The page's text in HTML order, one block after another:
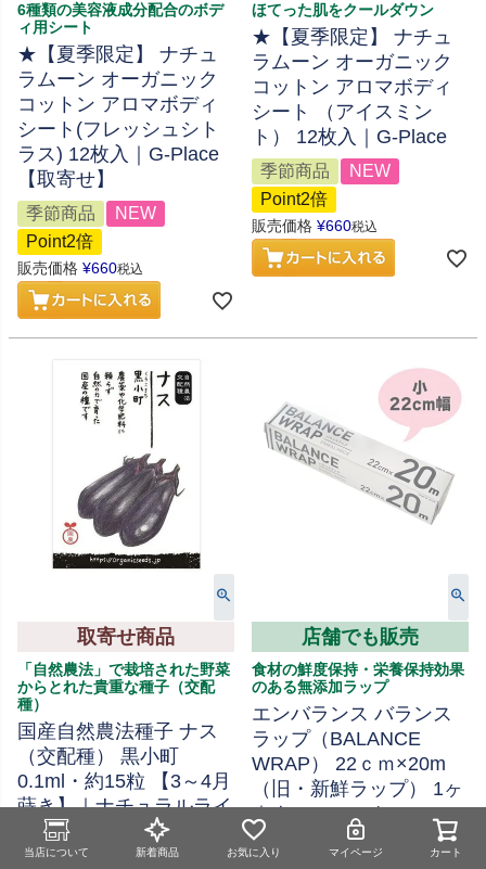
当店について 新着商品 お気に入り マイページ カート
6種類の美容液成分配合のボデ
ィ用シート
★【夏季限定】 ナチュ
ラムーン オーガニック
コットン アロマボディ
シート(フレッシュシト
ラス) 12枚入｜G-Place
【取寄せ】
季節商品
NEW
Point2倍
販売価格 ¥660税込
ほてった肌をクールダウン
★【夏季限定】 ナチュ
ラムーン オーガニック
コットン アロマボディ
シート （アイスミン
ト） 12枚入｜G-Place
季節商品
NEW
Point2倍
販売価格 ¥660税込
取寄せ商品
「自然農法」で栽培された野菜
からとれた貴重な種子（交配
種）
国産自然農法種子 ナス
（交配種） 黒小町
0.1ml・約15粒 【3～4月
蒔き】｜ナチュラルライ
フステーション 【取寄
せ】
店舗でも販売
食材の鮮度保持・栄養保持効果
のある無添加ラップ
エンバランス バランス
ラップ（BALANCE
WRAP） 22ｃｍ×20m
（旧・新鮮ラップ） 1ヶ
｜ウィルマックス
人気